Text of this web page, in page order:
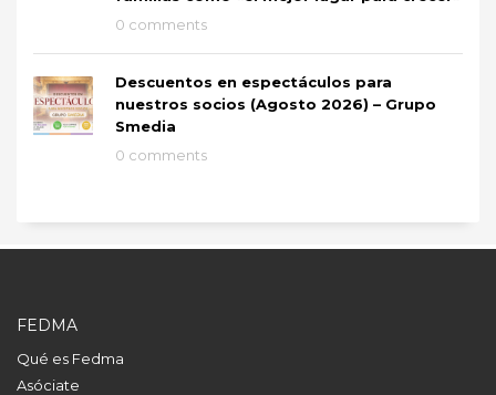
0 comments
Descuentos en espectáculos para
nuestros socios (Agosto 2026) – Grupo
Smedia
0 comments
FEDMA
Qué es Fedma
Asóciate